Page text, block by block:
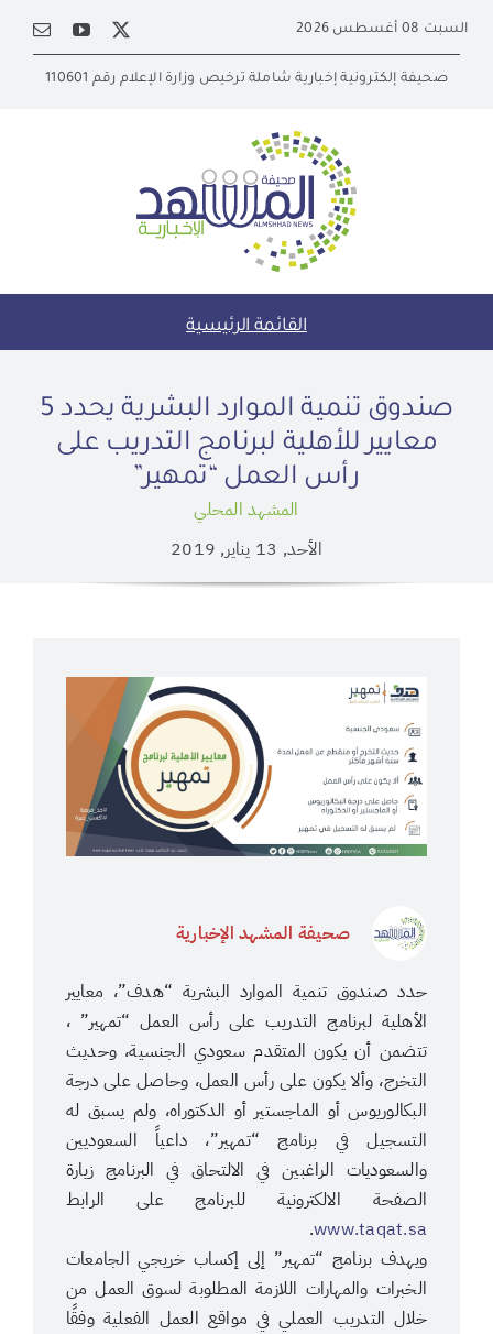
content
السبت 08 أغسطس 2026
صحيفة إلكترونية إخبارية شاملة ترخيص وزارة الإعلام رقم 110601
القائمة الرئيسية
صندوق تنمية الموارد البشرية يحدد 5
معايير للأهلية لبرنامج التدريب على
رأس العمل “تمهير”
المشهد المحلي
الأحد, 13 يناير, 2019
صحيفة المشهد الإخبارية
حدد صندوق تنمية الموارد البشرية “هدف”، معايير
الأهلية لبرنامج التدريب على رأس العمل “تمهير” ،
تتضمن أن يكون المتقدم سعودي الجنسية، وحديث
التخرج، وألا يكون على رأس العمل، وحاصل على درجة
البكالوريوس أو الماجستير أو الدكتوراه، ولم يسبق له
التسجيل في برنامج “تمهير”، داعياً السعوديين
والسعوديات الراغبين في الالتحاق في البرنامج زيارة
الصفحة الالكترونية للبرنامج على الرابط
www.taqat.sa
.
ويهدف برنامج “تمهير” إلى إكساب خريجي الجامعات
الخبرات والمهارات اللازمة المطلوبة لسوق العمل من
خلال التدريب العملي في مواقع العمل الفعلية وفقًا